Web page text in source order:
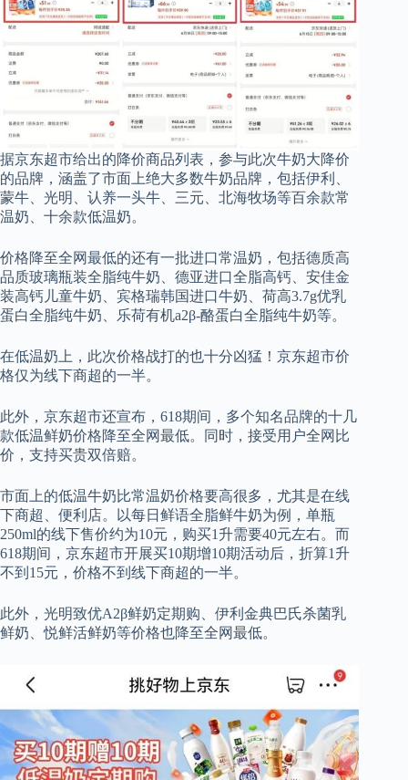
据京东超市给出的降价商品列表，参与此次牛奶大降价
的品牌，涵盖了市面上绝大多数牛奶品牌，包括伊利、
蒙牛、光明、认养一头牛、三元、北海牧场等百余款常
温奶、十余款低温奶。
价格降至全网最低的还有一批进口常温奶，包括德质高
品质玻璃瓶装全脂纯牛奶、德亚进口全脂高钙、安佳金
装高钙儿童牛奶、宾格瑞韩国进口牛奶、荷高3.7g优乳
蛋白全脂纯牛奶、乐荷有机a2β-酪蛋白全脂纯牛奶等。
在低温奶上，此次价格战打的也十分凶猛！京东超市价
格仅为线下商超的一半。
此外，京东超市还宣布，618期间，多个知名品牌的十几
款低温鲜奶价格降至全网最低。同时，接受用户全网比
价，支持买贵双倍赔。
市面上的低温牛奶比常温奶价格要高很多，尤其是在线
下商超、便利店。以每日鲜语全脂鲜牛奶为例，单瓶
250ml的线下售价约为10元，购买1升需要40元左右。而
618期间，京东超市开展买10期增10期活动后，折算1升
不到15元，价格不到线下商超的一半。
此外，光明致优A2β鲜奶定期购、伊利金典巴氏杀菌乳
鲜奶、悦鲜活鲜奶等价格也降至全网最低。